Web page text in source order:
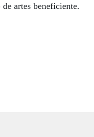
artes beneficiente.